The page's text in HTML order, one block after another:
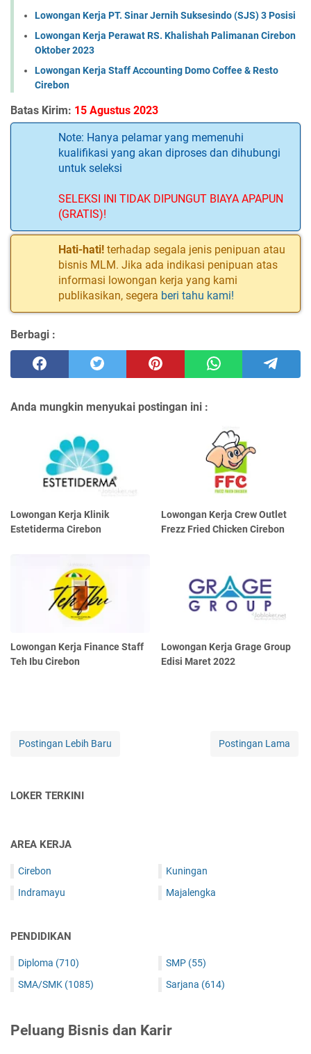
Lowongan Kerja PT. Sinar Jernih Suksesindo (SJS) 3 Posisi
Lowongan Kerja Perawat RS. Khalishah Palimanan Cirebon
Oktober 2023
Lowongan Kerja Staff Accounting Domo Coffee & Resto
Cirebon
Batas Kirim: 15 Agustus 2023
Note: Hanya pelamar yang memenuhi
kualifikasi yang akan diproses dan dihubungi
untuk seleksi
SELEKSI INI TIDAK DIPUNGUT BIAYA APAPUN
(GRATIS)!
Hati-hati! terhadap segala jenis penipuan atau
bisnis MLM. Jika ada indikasi penipuan atas
informasi lowongan kerja yang kami
publikasikan, segera beri tahu kami!
Berbagi :
Anda mungkin menyukai postingan ini :
Lowongan Kerja Klinik
Estetiderma Cirebon
Lowongan Kerja Crew Outlet
Frezz Fried Chicken Cirebon
Lowongan Kerja Finance Staff
Teh Ibu Cirebon
Lowongan Kerja Grage Group
Edisi Maret 2022
Postingan Lebih Baru Postingan Lama
LOKER TERKINI
AREA KERJA
Cirebon
Indramayu
Kuningan
Majalengka
PENDIDIKAN
Diploma (710)
SMA/SMK (1085)
SMP (55)
Sarjana (614)
Peluang Bisnis dan Karir